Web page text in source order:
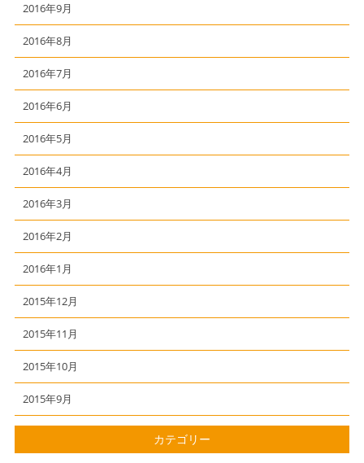
2016年9月
2016年8月
2016年7月
2016年6月
2016年5月
2016年4月
2016年3月
2016年2月
2016年1月
2015年12月
2015年11月
2015年10月
2015年9月
カテゴリー